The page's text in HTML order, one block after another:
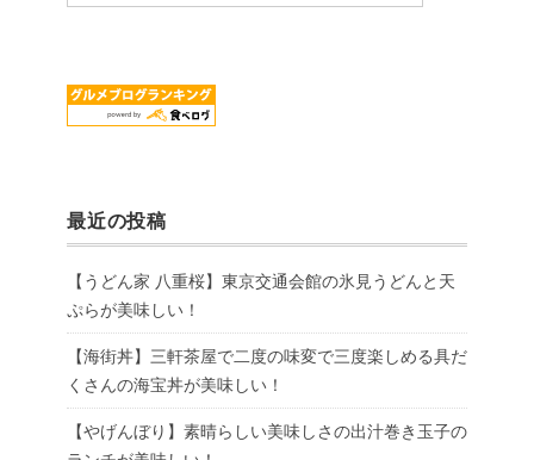
最近の投稿
【うどん家 八重桜】東京交通会館の氷見うどんと天
ぷらが美味しい！
【海街丼】三軒茶屋で二度の味変で三度楽しめる具だ
くさんの海宝丼が美味しい！
【やげんぼり】素晴らしい美味しさの出汁巻き玉子の